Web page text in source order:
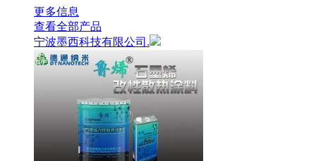
更多信息
查看全部产品
宁波墨西科技有限公司.